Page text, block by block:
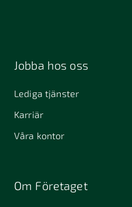
Jobba hos oss
Lediga tjänster
Karriär
Våra kontor
Om Företaget